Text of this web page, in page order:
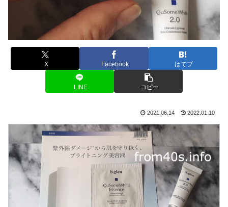
X Facebook はてブ
LINE コピー
2021.06.14 2022.01.10